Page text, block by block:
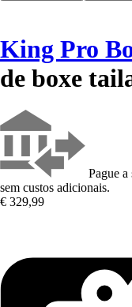
King Pro
de boxe
Pague a
sem custos adicionais.
€ 329,99